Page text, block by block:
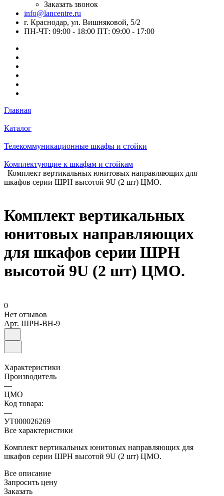
Заказать звонок
info@lancentre.ru
г. Краснодар, ул. Вишняковой, 5/2
ПН-ЧТ: 09:00 - 18:00 ПТ: 09:00 - 17:00
Главная
Каталог
Телекоммуникационные шкафы и стойки
Комплектующие к шкафам и стойкам
Комплект вертикальных юнитовых направляющих для
шкафов серии ШРН высотой 9U (2 шт) ЦМО.
Комплект вертикальных
юнитовых направляющих
для шкафов серии ШРН
высотой 9U (2 шт) ЦМО.
0
Нет отзывов
Арт. ШРН-ВН-9
Характеристики
Производитель
—
ЦМО
Код товара:
—
УТ000026269
Все характеристики
Комплект вертикальных юнитовых направляющих для
шкафов серии ШРН высотой 9U (2 шт) ЦМО.
Все описание
Запросить цену
Заказать